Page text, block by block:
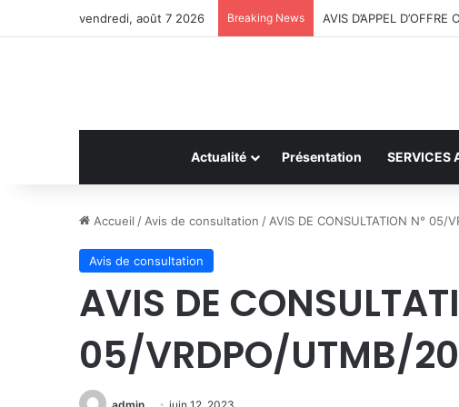
vendredi, août 7 2026 Breaking News AVIS D’APPEL
Actualité Présentation SERVICES
Accueil / Avis de consultation / AVIS DE CONSULTATION N° 05/
Avis de consultation
AVIS DE
05/VRDPO/UTMB/